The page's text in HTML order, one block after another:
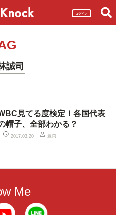
ログイン
誠司
見てる度検定！各国代表
帽子、全部わかる？
2017.03.20 豊岡
Me